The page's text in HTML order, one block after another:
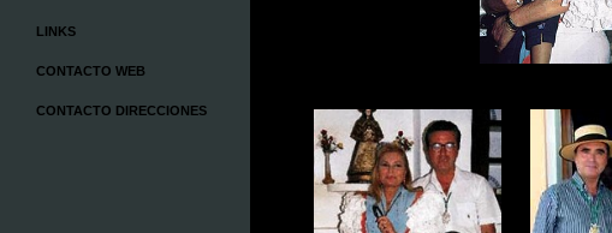
LINKS
CONTACTO WEB
CONTACTO DIRECCIONES